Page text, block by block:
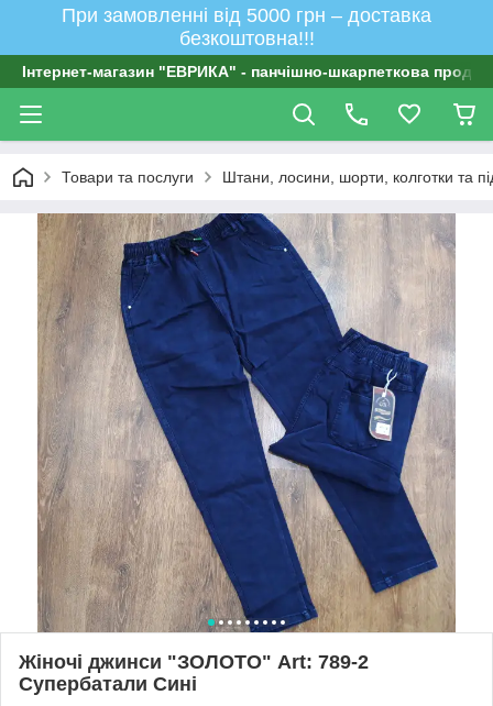
При замовленні від 5000 грн – доставка
безкоштовна!!!
Інтернет-магазин "ЕВРИКА" - панчішно-шкарпеткова
Товари та послуги Штани, лосини, шорти, колготки та
Жіночі джинси "ЗОЛОТО" Art: 789-2
Супербатали Сині